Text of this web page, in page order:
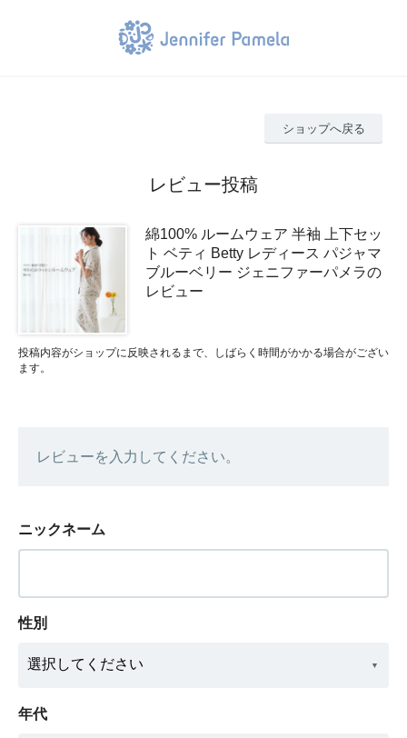
ショップへ戻る
レビュー投稿
綿100% ルームウェア 半袖 上下セッ
ト ベティ Betty レディース パジャマ
ブルーベリー ジェニファーパメラの
レビュー
投稿内容がショップに反映されるまで、しばらく時間がかかる場合がござい
ます。
レビューを入力してください。
ニックネーム
性別
年代